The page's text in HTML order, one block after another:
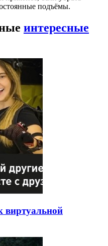
подъёмы.
интересные
виртуальной